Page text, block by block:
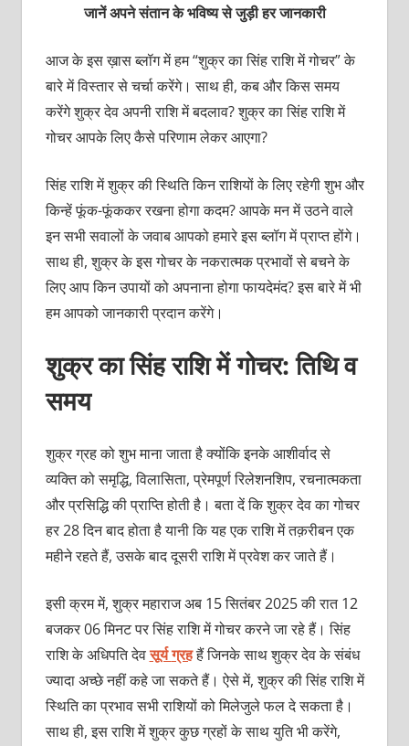
जानें अपने संतान के भविष्य से जुड़ी हर जानकारी
आज के इस ख़ास ब्लॉग में हम “शुक्र का सिंह राशि में गोचर” के
बारे में विस्तार से चर्चा करेंगे। साथ ही, कब और किस समय
करेंगे शुक्र देव अपनी राशि में बदलाव? शुक्र का सिंह राशि में
गोचर आपके लिए कैसे परिणाम लेकर आएगा?
सिंह राशि में शुक्र की स्थिति किन राशियों के लिए रहेगी शुभ और
किन्हें फूंक-फूंककर रखना होगा कदम? आपके मन में उठने वाले
इन सभी सवालों के जवाब आपको हमारे इस ब्लॉग में प्राप्त होंगे।
साथ ही, शुक्र के इस गोचर के नकरात्मक प्रभावों से बचने के
लिए आप किन उपायों को अपनाना होगा फायदेमंद? इस बारे में भी
हम आपको जानकारी प्रदान करेंगे।
शुक्र का सिंह राशि में गोचर: तिथि व
समय
शुक्र ग्रह को शुभ माना जाता है क्योंकि इनके आशीर्वाद से
व्यक्ति को समृद्धि, विलासिता, प्रेमपूर्ण रिलेशनशिप, रचनात्मकता
और प्रसिद्धि की प्राप्ति होती है। बता दें कि शुक्र देव का गोचर
हर 28 दिन बाद होता है यानी कि यह एक राशि में तक़रीबन एक
महीने रहते हैं, उसके बाद दूसरी राशि में प्रवेश कर जाते हैं।
इसी क्रम में, शुक्र महाराज अब 15 सितंबर 2025 की रात 12
बजकर 06 मिनट पर सिंह राशि में गोचर करने जा रहे हैं। सिंह
राशि के अधिपति देवसूर्यग्रहहैं जिनके साथ शुक्र देव के संबंध
ज्यादा अच्छे नहीं कहे जा सकते हैं। ऐसे में, शुक्र की सिंह राशि में
स्थिति का प्रभाव सभी राशियों को मिलेजुले फल दे सकता है।
साथ ही, इस राशि में शुक्र कुछ ग्रहों के साथ युति भी करेंगे,